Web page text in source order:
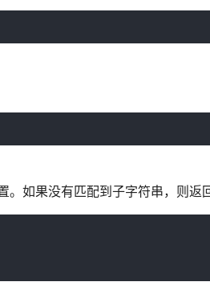
如果没有匹配到子字符串，则返